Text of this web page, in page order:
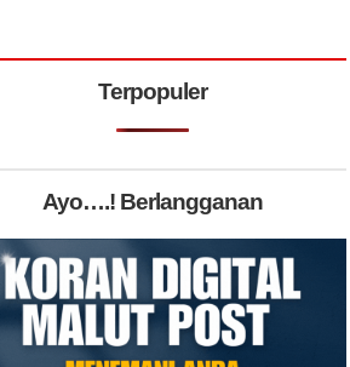
Terpopuler
Ayo….! Berlangganan